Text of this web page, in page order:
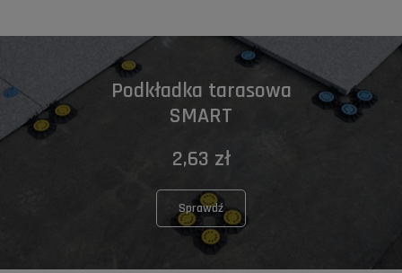
Podkładka tarasowa
SMART
2,63 zł
Sprawdź